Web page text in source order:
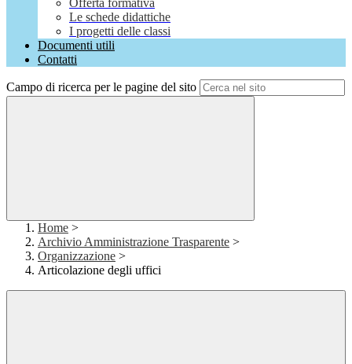
Offerta formativa
Le schede didattiche
I progetti delle classi
Documenti utili
Contatti
Campo di ricerca per le pagine del sito
Home >
Archivio Amministrazione Trasparente >
Organizzazione >
Articolazione degli uffici